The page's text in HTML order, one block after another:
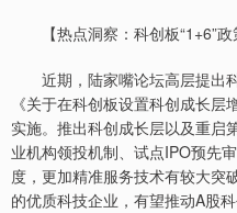
【热点洞察：科创板“1+6”政
近期，陆家嘴论坛高层提出科
《关于在科创板设置科创成长
实施。推出科创成长层以及重启
业机构领投机制、试点IPO预先
度，更加精准服务技术有较大突
的优质科技企业，有望推动A股